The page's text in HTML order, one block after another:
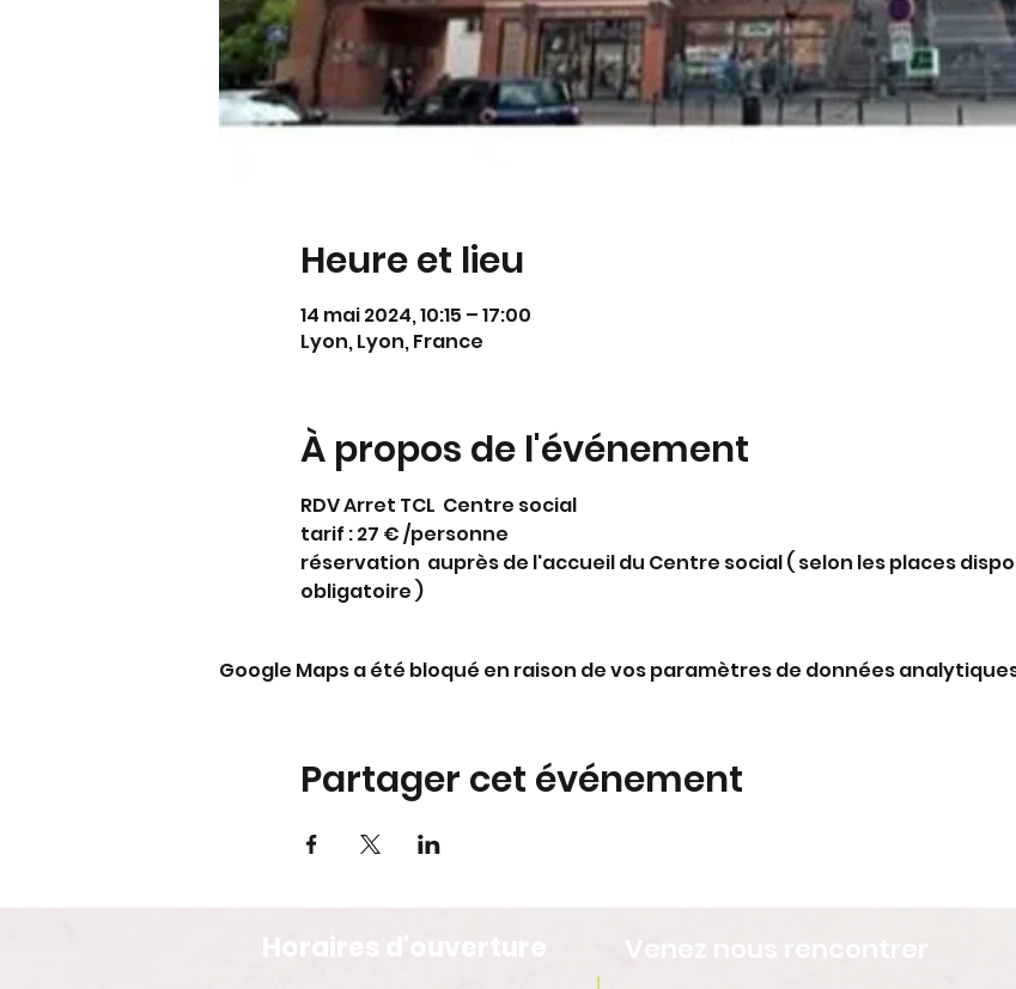
Heure et lieu
14 mai 2024, 10:15 – 17:00
Lyon, Lyon, France
À propos de l'événement
RDV Arret TCL  Centre social
tarif : 27 € /personne
réservation  auprès de l'accueil du Centre social ( selon les places
obligatoire )
Google Maps a été bloqué en raison de vos paramètres de données
Partager cet événement
Horaires d'ouverture Venez nous rencontrer